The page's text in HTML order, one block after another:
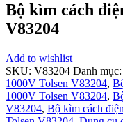
Bộ kìm cách
V83204
Add to wishlist
SKU: V83204 Danh mục:
1000V Tolsen V83204,
1000V Tolsen V83204,
V83204, Bộ kìm cách